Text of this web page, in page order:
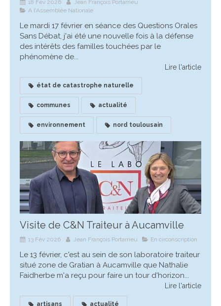
18 Fév 2026
Jean François Portarrieu
A l'Assemblée Nationale
Le mardi 17 février en séance des Questions Orales
Sans Débat, j'ai été une nouvelle fois à la défense
des intérêts des familles touchées par le
phénomène de...
Lire l'article
état de catastrophe naturelle
communes actualité
environnement nord toulousain
Visite de C&N Traiteur à Aucamville
13 Fév 2026 Jean François Portarrieu En circonscription
Le 13 février, c'est au sein de son laboratoire traiteur
situé zone de Gratian à Aucamville que Nathalie
Faidherbe m'a reçu pour faire un tour d'horizon...
Lire l'article
artisans actualité